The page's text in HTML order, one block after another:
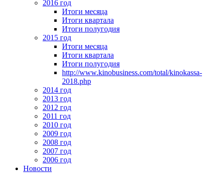
2016 год
Итоги месяца
Итоги квартала
Итоги полугодия
2015 год
Итоги месяца
Итоги квартала
Итоги полугодия
http://www.kinobusiness.com/total/kinokassa-
2018.php
2014 год
2013 год
2012 год
2011 год
2010 год
2009 год
2008 год
2007 год
2006 год
Новости